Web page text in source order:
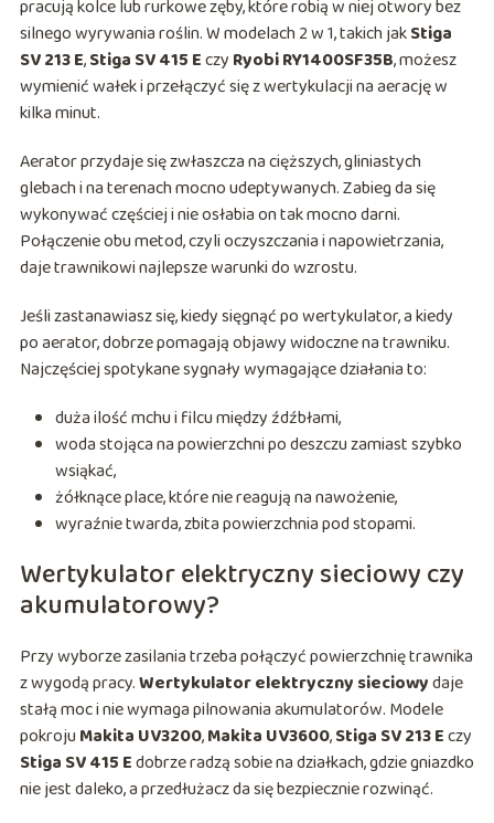
pracują kolce lub rurkowe zęby, które robią w niej otwory bez
silnego wyrywania roślin. W modelach 2 w 1, takich jakStiga
SV 213 E,Stiga SV 415 Eczy Ryobi RY1400SF35B, możesz
wymienić wałek i przełączyć się z wertykulacji na aerację w
kilka minut.
Aerator przydaje się zwłaszcza na cięższych, gliniastych
glebach i na terenach mocno udeptywanych. Zabieg da się
wykonywać częściej i nie osłabia on tak mocno darni.
Połączenie obu metod, czyli oczyszczania i napowietrzania,
daje trawnikowi najlepsze warunki do wzrostu.
Jeśli zastanawiasz się, kiedy sięgnąć po wertykulator, a kiedy
po aerator, dobrze pomagają objawy widoczne na trawniku.
Najczęściej spotykane sygnały wymagające działania to:
duża ilość mchu i filcu między źdźbłami,
woda stojąca na powierzchni po deszczu zamiast szybko
wsiąkać,
żółknące place, które nie reagują na nawożenie,
wyraźnie twarda, zbita powierzchnia pod stopami.
Wertykulator elektryczny sieciowy czy
akumulatorowy?
Przy wyborze zasilania trzeba połączyć powierzchnię trawnika
z wygodą pracy.Wertykulator elektryczny sieciowydaje
stałą moc i nie wymaga pilnowania akumulatorów. Modele
pokrojuMakita UV3200,Makita UV3600,Stiga SV 213 Eczy
Stiga SV 415 Edobrze radzą sobie na działkach, gdzie gniazdko
nie jest daleko, a przedłużacz da się bezpiecznie rozwinąć.